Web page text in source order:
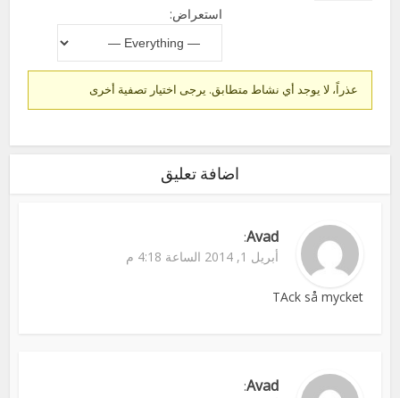
استعراض:
عذراً، لا يوجد أي نشاط متطابق. يرجى اختيار تصفية أخرى
اضافة تعليق
Avad
:
أبريل 1, 2014 الساعة 4:18 م
TAck så mycket
Avad
: